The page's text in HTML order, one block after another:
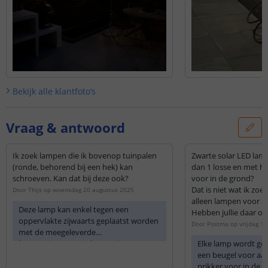
Bekijk alle klantfoto’s
Vraag & antwoord
Ik zoek lampen die ik bovenop tuinpalen
(ronde, behorend bij een hek) kan
schroeven. Kan dat bij deze ook?
Door Thijs op woensdag 20 augustus 2025
Deze lamp kan enkel tegen een
oppervlakte zijwaarts geplaatst worden
met de meegeleverde
bevestigingsmaterialen. Er zijn geen
Zwarte solar LED
dan 1 losse en met
voor in de grond?
Dat is niet wat ik
alleen lampen voor
Hebben jullie daar
Door Postma op vrijdag
Elke lamp wordt
een beugel voor